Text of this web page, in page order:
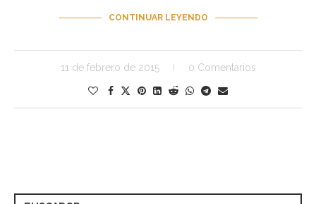
CONTINUAR LEYENDO
11 de febrero de 2015 0 Comentarios